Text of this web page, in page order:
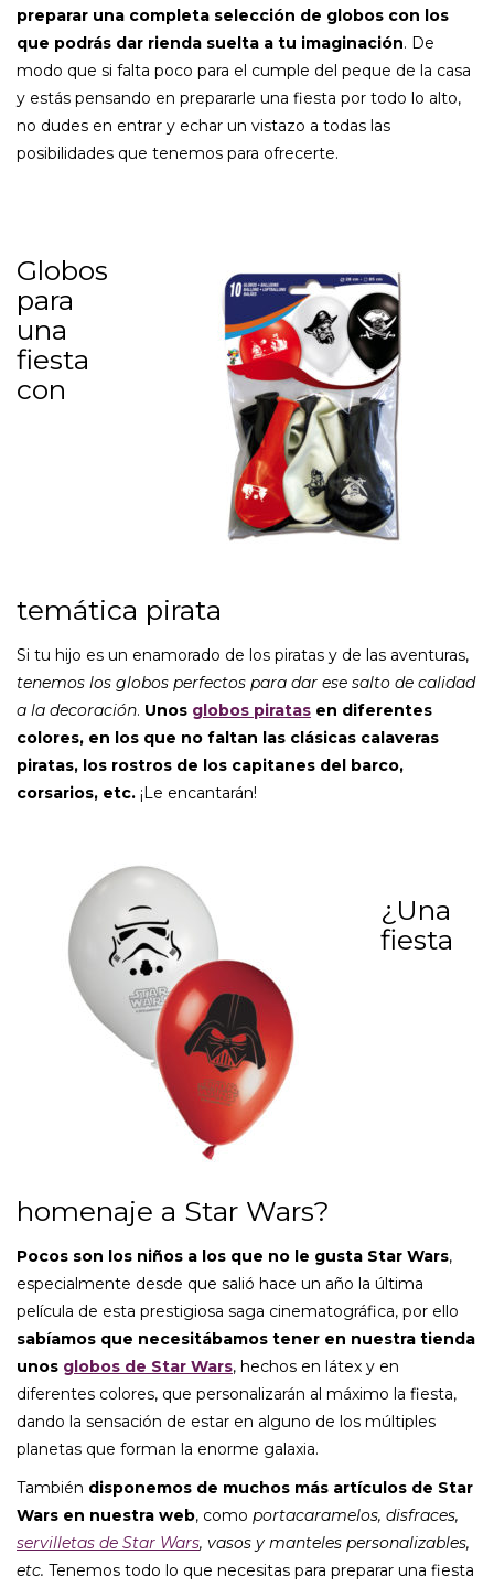
preparar una completa selección de globos con los
que podrás dar rienda suelta a tu imaginación. De
modo que si falta poco para el cumple del peque de la casa
y estás pensando en prepararle una fiesta por todo lo alto,
no dudes en entrar y echar un vistazo a todas las
posibilidades que tenemos para ofrecerte.
Globos
para
una
fiesta
con
temática pirata
Si tu hijo es un enamorado de los piratas y de las aventuras,
tenemos los globos perfectos para dar ese salto de calidad
a la decoración. Unos globos piratas en diferentes
colores, en los que no faltan las clásicas calaveras
piratas, los rostros de los capitanes del barco,
corsarios, etc. ¡Le encantarán!
¿Una
fiesta
homenaje a Star Wars?
Pocos son los niños a los que no le gusta Star Wars,
especialmente desde que salió hace un año la última
película de esta prestigiosa saga cinematográfica, por ello
sabíamos que necesitábamos tener en nuestra tienda
unos globos de Star Wars, hechos en látex y en
diferentes colores, que personalizarán al máximo la fiesta,
dando la sensación de estar en alguno de los múltiples
planetas que forman la enorme galaxia.
También disponemos de muchos más artículos de Star
Wars en nuestra web, como portacaramelos, disfraces,
servilletas de Star Wars, vasos y manteles personalizables,
etc. Tenemos todo lo que necesitas para preparar una fiesta